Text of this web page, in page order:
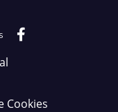
Cookies